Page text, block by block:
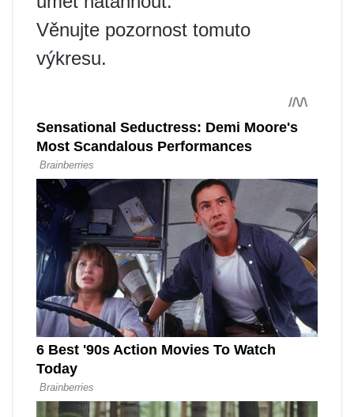
Věnujte pozornost tomuto
výkresu.